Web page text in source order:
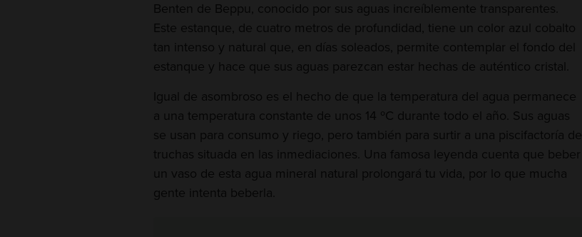
Benten de Beppu, conocido por sus aguas increíblemente transparentes.
Este estanque, de cuatro metros de profundidad, tiene un color azul cobalto
tan intenso y natural que, en días soleados, permite contemplar el fondo del
estanque y hace que sus aguas parezcan estar hechas de auténtico cristal.
Igual de asombroso es el hecho de que la temperatura del agua permanece
a una temperatura constante de unos 14 ºC durante todo el año. Sus aguas
se usan para consumo y riego, pero también para surtir a una piscifactoría de
truchas situada en las inmediaciones. Una famosa leyenda cuenta que beber
un vaso de esta agua mineral natural prolongará tu vida, por lo que mucha
gente intenta beberla.